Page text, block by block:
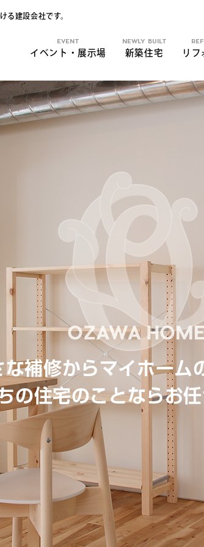
る建設会社です。
EVENT
イベント・展示場
NEWLY BUILT
新築住宅 リフ
な補修からマイホーム
の住宅のことならお任